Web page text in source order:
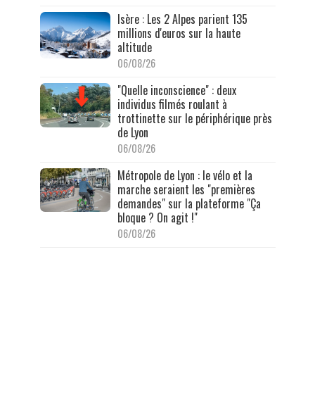
Isère : Les 2 Alpes parient 135
millions d'euros sur la haute
altitude
06/08/26
"Quelle inconscience" : deux
individus filmés roulant à
trottinette sur le périphérique près
de Lyon
06/08/26
Métropole de Lyon : le vélo et la
marche seraient les "premières
demandes" sur la plateforme "Ça
bloque ? On agit !"
06/08/26